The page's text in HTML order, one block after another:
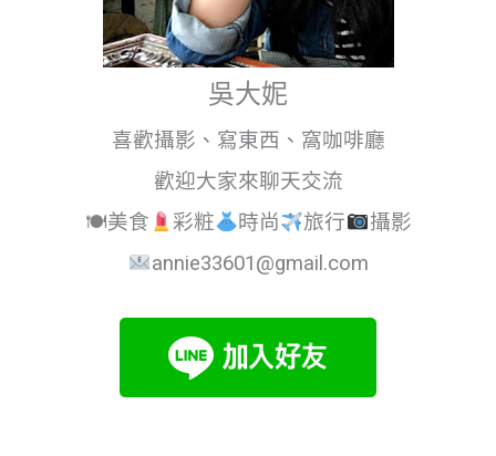
吳大妮
喜歡攝影、寫東西、窩咖啡廳
歡迎大家來聊天交流
🍽美食
彩粧 時尚 旅行
攝影
annie33601@gmail.com